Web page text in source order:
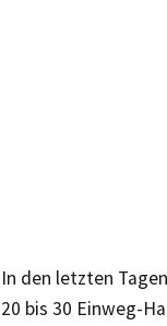
In den letzten
20 bis 30 Einweg-